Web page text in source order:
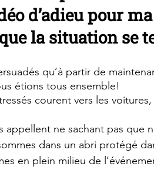
d’adieu pour
la situation se
qu’à partir de
étions tous ensemble!
courent vers les
appellent ne sachant pas que
dans un abri protégé
en plein milieu de